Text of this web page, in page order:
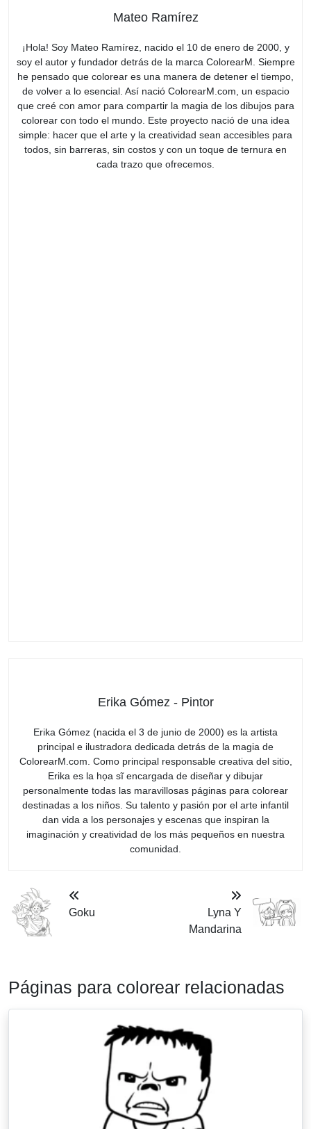
Mateo Ramírez
¡Hola! Soy Mateo Ramírez, nacido el 10 de enero de 2000, y
soy el autor y fundador detrás de la marca ColorearM. Siempre
he pensado que colorear es una manera de detener el tiempo,
de volver a lo esencial. Así nació ColorearM.com, un espacio
que creé con amor para compartir la magia de los dibujos para
colorear con todo el mundo. Este proyecto nació de una idea
simple: hacer que el arte y la creatividad sean accesibles para
todos, sin barreras, sin costos y con un toque de ternura en
cada trazo que ofrecemos.
Erika Gómez - Pintor
Erika Gómez (nacida el 3 de junio de 2000) es la artista
principal e ilustradora dedicada detrás de la magia de
ColorearM.com. Como principal responsable creativa del sitio,
Erika es la họa sĩ encargada de diseñar y dibujar
personalmente todas las maravillosas páginas para colorear
destinadas a los niños. Su talento y pasión por el arte infantil
dan vida a los personajes y escenas que inspiran la
imaginación y creatividad de los más pequeños en nuestra
comunidad.
Goku
Lyna Y
Mandarina
Páginas para colorear relacionadas